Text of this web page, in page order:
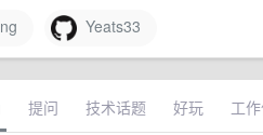
Yeats33
提问 技术话题 好玩 工